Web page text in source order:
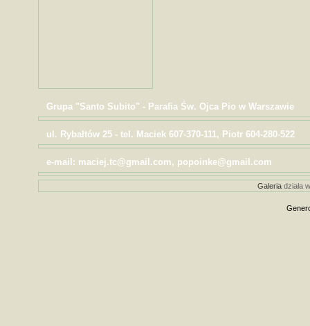
Grupa "Santo Subito" - Parafia Św. Ojca Pio w Warszawie
ul. Rybałtów 25 - tel. Maciek 607-370-111, Piotr 604-280-522
e-mail: maciej.tc@gmail.com, popoinke@gmail.com
Galeriadziała